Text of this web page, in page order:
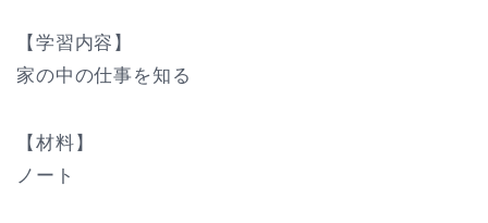
【学習内容】
家の中の仕事を知る
【材料】
ノート